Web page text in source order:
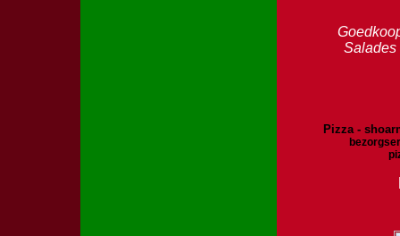
Pizza -